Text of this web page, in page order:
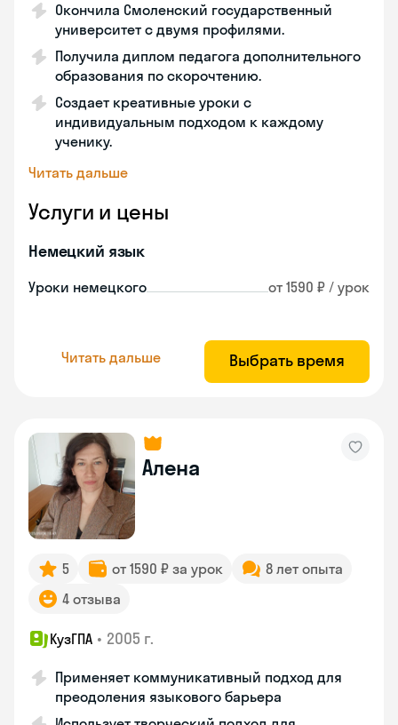
Окончила Смоленский государственный
университет с двумя профилями.
Получила диплом педагога дополнительного
образования по скорочтению.
Создает креативные уроки с
индивидуальным подходом к каждому
ученику.
Читать дальше
Услуги и цены
Немецкий язык
Уроки немецкого от 1590 ₽ / урок
Читать дальше Выбрать время
Алена
5 от 1590 ₽ за урок
8 лет опыта
4 отзыва
КузГПА • 2005 г.
Применяет коммуникативный подход для
преодоления языкового барьера